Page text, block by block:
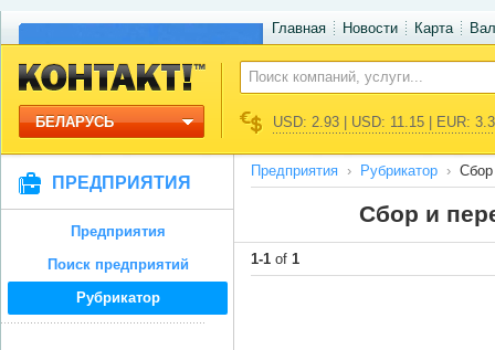
Главная Новости Карта
БЕЛАРУСЬ USD: 2.93 | USD: 11.15 | EUR:
ПРЕДПРИЯТИЯ
Предприятия
Поиск предприятий
Рубрикатор
Предприятия Рубрикатор Сбор
Сбор и
1-1 of 1